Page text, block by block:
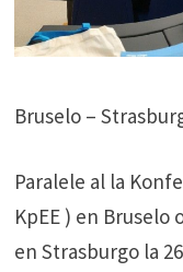
Bruselo –
Paralele al la
KpEE ) en
en Strasburgo la